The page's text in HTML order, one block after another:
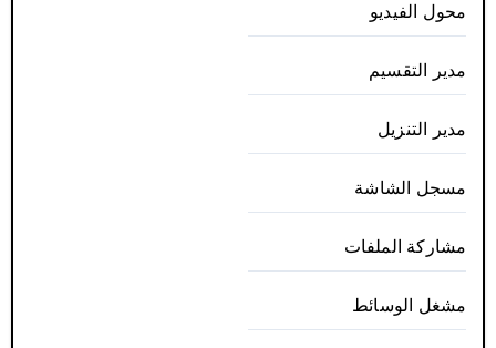
محول الفيديو
مدير التقسيم
مدير التنزيل
مسجل الشاشة
مشاركة الملفات
مشغل الوسائط